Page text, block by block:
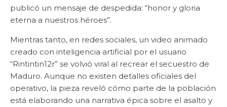
publicó un mensaje de despedida: “honor y gloria
eterna a nuestros héroes”.
Mientras tanto, en redes sociales, un video animado
creado con inteligencia artificial por el usuario
“Rintintin12r” se volvió viral al recrear el secuestro de
Maduro. Aunque no existen detalles oficiales del
operativo, la pieza reveló cómo parte de la población
está elaborando una narrativa épica sobre el asalto y